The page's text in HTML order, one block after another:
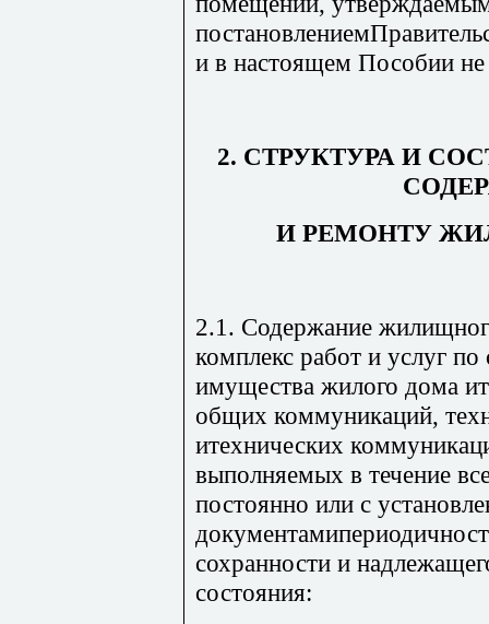
и в настоящем Пособии не
2. СТРУКТУРА И
И РЕМОНТУ
2.1. Содержание
комплекс работ и услуг
имущества жилого дома
общих коммуникаций,
итехнических
выполняемых в течение
постоянно или с
сохранности и
состояния: